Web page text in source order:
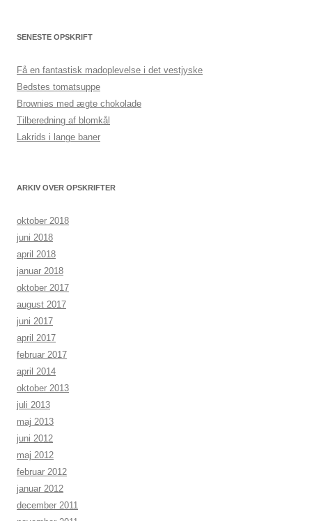
SENESTE OPSKRIFT
Få en fantastisk madoplevelse i det vestjyske
Bedstes tomatsuppe
Brownies med ægte chokolade
Tilberedning af blomkål
Lakrids i lange baner
ARKIV OVER OPSKRIFTER
oktober 2018
juni 2018
april 2018
januar 2018
oktober 2017
august 2017
juni 2017
april 2017
februar 2017
april 2014
oktober 2013
juli 2013
maj 2013
juni 2012
maj 2012
februar 2012
januar 2012
december 2011